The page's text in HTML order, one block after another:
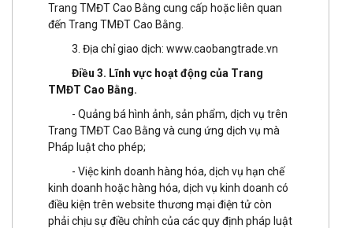
Trang TMĐT Cao Bằng cung cấp hoặc liên quan
đến Trang TMĐT Cao Bằng.
3. Địa chỉ giao dịch: www.caobangtrade.vn
Điều 3. Lĩnh vực hoạt động của Trang
TMĐT Cao Bằng.
- Quảng bá hình ảnh, sản phẩm, dịch vụ trên
Trang TMĐT Cao Bằng và cung ứng dịch vụ mà
Pháp luật cho phép;
- Việc kinh doanh hàng hóa, dịch vụ hạn chế
kinh doanh hoặc hàng hóa, dịch vụ kinh doanh có
điều kiện trên website thương mại điện tử còn
phải chịu sự điều chỉnh của các quy định pháp luật